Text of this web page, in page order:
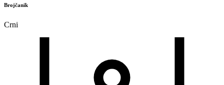
Brojčanik
Crni